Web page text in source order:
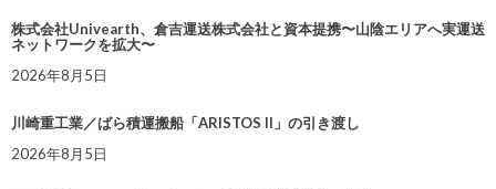
株式会社Univearth、倉吉運送株式会社と資本提携〜山陰エリアへ実運送
ネットワークを拡大〜
2026年8月5日
川崎重工業／ばら積運搬船「ARISTOS II」の引き渡し
2026年8月5日